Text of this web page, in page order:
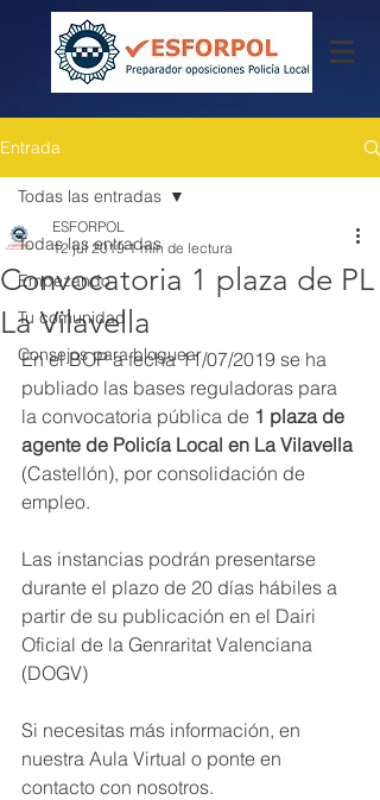
Entrada
Todas las entradas
Empezando
Tu comunidad
Consejos para bloguear
Todas las entradas
Convocatoria 1 plaza de PL
La Vilavella
ESFORPOL
12 jul 2019 1 min de lectura
En el BOP a fecha 11/07/2019 se ha
publiado las bases reguladoras para
la convocatoria pública de 1 plaza de
agente de Policía Local en La Vilavella
(Castellón), por consolidación de
empleo.
Las instancias podrán presentarse
durante el plazo de 20 días hábiles a
partir de su publicación en el Dairi
Oficial de la Genraritat Valenciana
(DOGV)
Si necesitas más información, en
nuestra Aula Virtual o ponte en
contacto con nosotros.